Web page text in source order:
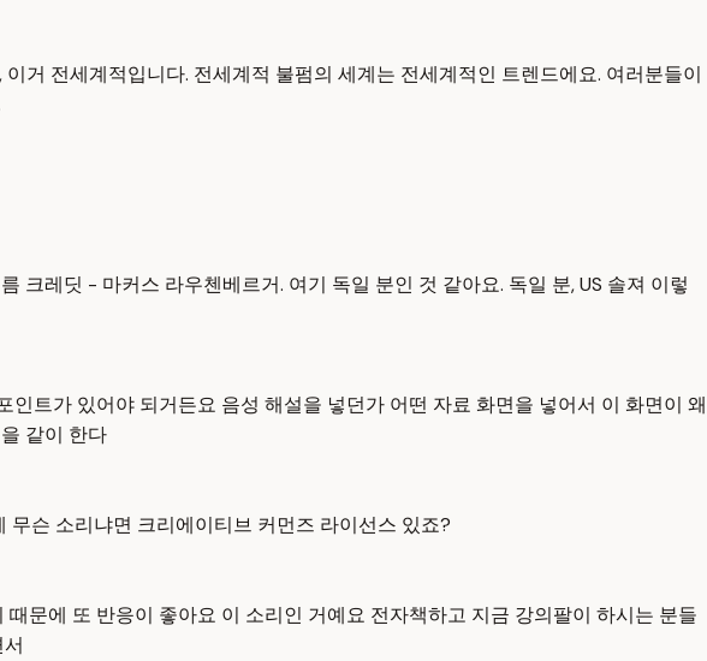
거 전세계적입니다. 전세계적 불펌의 세계는 전세계적인 트렌드에요. 여러분들이
크레딧 - 마커스 라우첸베르거. 여기 독일 분인 것 같아요. 독일 분, US 솔져 이렇
트가 있어야 되거든요 음성 해설을 넣던가 어떤 자료 화면을 넣어서 이 화면이 왜
같이 한다
무슨 소리냐면 크리에이티브 커먼즈 라이선스 있죠?
문에 또 반응이 좋아요 이 소리인 거예요 전자책하고 지금 강의팔이 하시는 분들